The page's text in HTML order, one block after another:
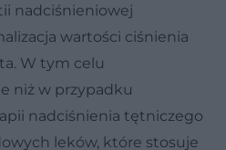
nadciśnieniowej
wartości ciśnienia
W tym celu
niż w przypadku
nadciśnienia tętniczego
leków, które stosuje